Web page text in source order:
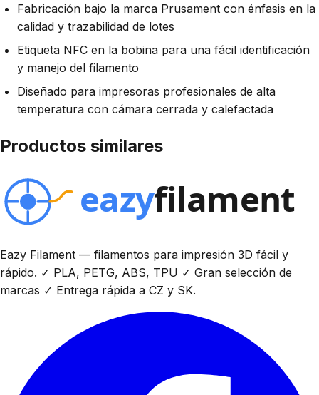
Fabricación bajo la marca Prusament con énfasis en la
calidad y trazabilidad de lotes
Etiqueta NFC en la bobina para una fácil identificación
y manejo del filamento
Diseñado para impresoras profesionales de alta
temperatura con cámara cerrada y calefactada
Productos similares
Eazy Filament — filamentos para impresión 3D fácil y
rápido. ✓ PLA, PETG, ABS, TPU ✓ Gran selección de
marcas ✓ Entrega rápida a CZ y SK.